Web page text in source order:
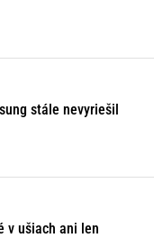
stále nevyriešil
v ušiach ani len